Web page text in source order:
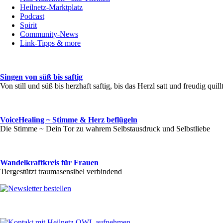
Heilnetz-Marktplatz
Podcast
Spirit
Community-News
Link-Tipps & more
Singen von süß bis saftig
Von still und süß bis herzhaft saftig, bis das Herzl satt und freudig quillt
VoiceHealing ~ Stimme & Herz beflügeln
Die Stimme ~ Dein Tor zu wahrem Selbstausdruck und Selbstliebe
Wandelkraftkreis für Frauen
Tiergestützt traumasensibel verbindend